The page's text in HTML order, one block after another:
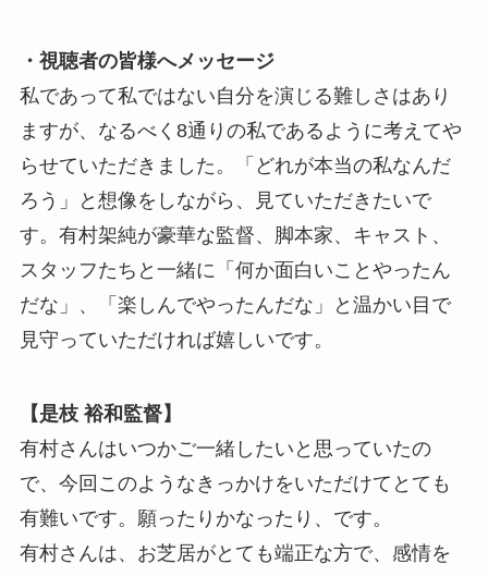
・視聴者の皆様へメッセージ
私であって私ではない自分を演じる難しさはあり
ますが、なるべく8通りの私であるように考えてや
らせていただきました。「どれが本当の私なんだ
ろう」と想像をしながら、見ていただきたいで
す。有村架純が豪華な監督、脚本家、キャスト、
スタッフたちと一緒に「何か面白いことやったん
だな」、「楽しんでやったんだな」と温かい目で
見守っていただければ嬉しいです。
【是枝 裕和監督】
有村さんはいつかご一緒したいと思っていたの
で、今回このようなきっかけをいただけてとても
有難いです。願ったりかなったり、です。
有村さんは、お芝居がとても端正な方で、感情を